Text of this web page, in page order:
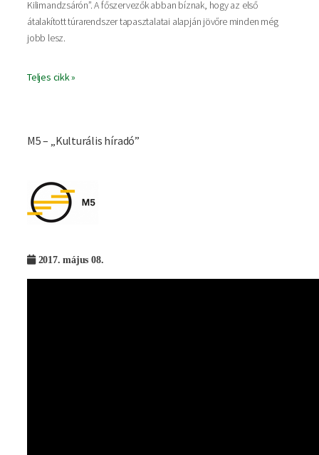
Kilimandzsárón”. A főszervezők abban bíznak, hogy az első
átalakított túrarendszer tapasztalatai alapján jövőre minden még
jobb lesz.
Teljes cikk »
M5 – „Kulturális híradó”
Imagine
2017. május 08.